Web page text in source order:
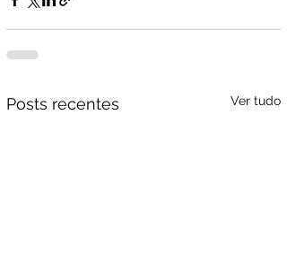
Posts recentes Ver tudo